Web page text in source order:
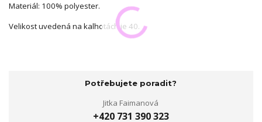
Materiál: 100% polyester.
Velikost uvedená na kalhotách je 40.
Potřebujete poradit?
Jitka Faimanová
+420 731 390 323